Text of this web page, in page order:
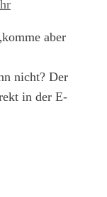
aber
nicht? Der
in der E-